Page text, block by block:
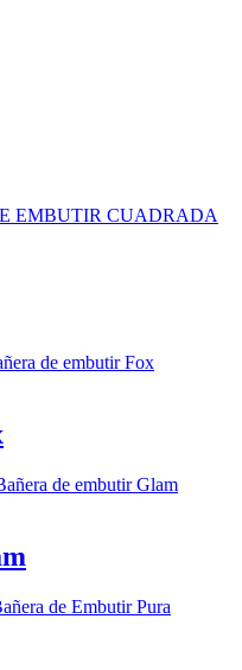
EMBUTIR CUADRADA